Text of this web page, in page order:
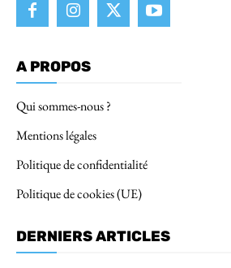
A PROPOS
Qui sommes-nous ?
Mentions légales
Politique de confidentialité
Politique de cookies (UE)
DERNIERS ARTICLES